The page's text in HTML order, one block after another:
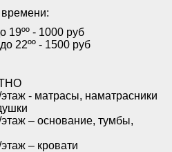
времени:
19ºº - 1000 руб
22ºº - 1500 руб
- матрасы, наматрасники
– основание, тумбы,
– кровати